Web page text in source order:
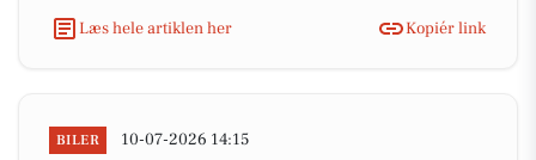
Læs hele artiklen her
Kopiér link
BILER 10-07-2026 14:15